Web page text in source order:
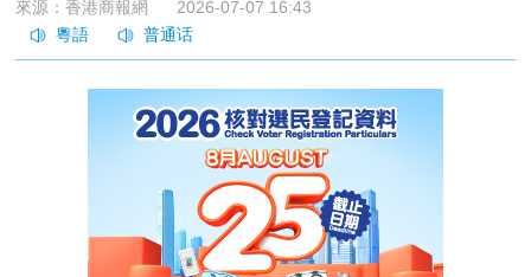
來源：香港商報網 2026-07-07 16:43